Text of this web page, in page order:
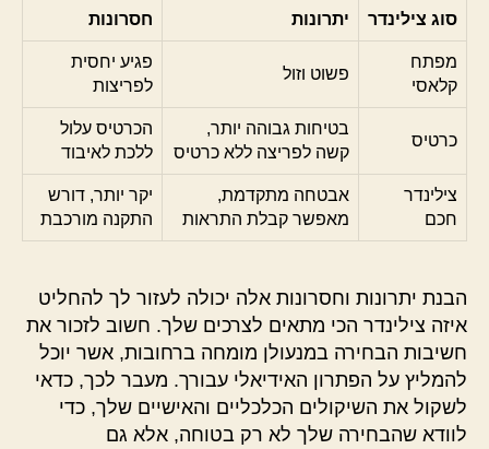
סוג צילינדר יתרונות חסרונות
מפתח
קלאסי
פשוט וזול
פגיע יחסית
לפריצות
כרטיס
בטיחות גבוהה יותר,
קשה לפריצה ללא כרטיס
הכרטיס עלול
ללכת לאיבוד
צילינדר
חכם
אבטחה מתקדמת,
מאפשר קבלת התראות
יקר יותר, דורש
התקנה מורכבת
הבנת יתרונות וחסרונות אלה יכולה לעזור לך להחליט
איזה צילינדר הכי מתאים לצרכים שלך. חשוב לזכור את
חשיבות הבחירה במנעולן מומחה ברחובות, אשר יוכל
להמליץ על הפתרון האידיאלי עבורך. מעבר לכך, כדאי
לשקול את השיקולים הכלכליים והאישיים שלך, כדי
לוודא שהבחירה שלך לא רק בטוחה, אלא גם